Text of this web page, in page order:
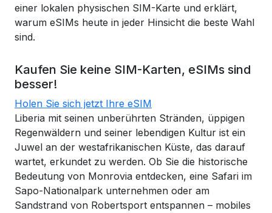
einer lokalen physischen SIM-Karte und erklärt,
warum eSIMs heute in jeder Hinsicht die beste Wahl
sind.
Kaufen Sie keine SIM-Karten, eSIMs sind
besser!
Holen Sie sich jetzt Ihre eSIM
Liberia mit seinen unberührten Stränden, üppigen
Regenwäldern und seiner lebendigen Kultur ist ein
Juwel an der westafrikanischen Küste, das darauf
wartet, erkundet zu werden. Ob Sie die historische
Bedeutung von Monrovia entdecken, eine Safari im
Sapo-Nationalpark unternehmen oder am
Sandstrand von Robertsport entspannen – mobiles